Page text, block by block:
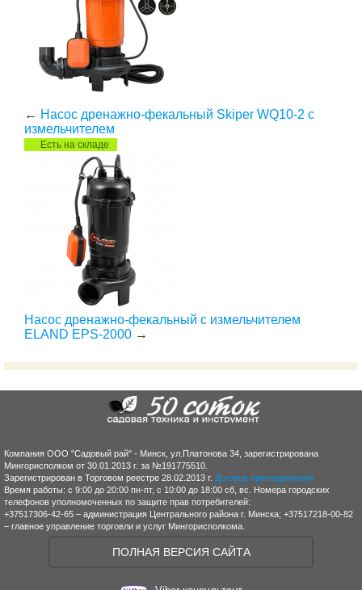
← Насос дренажно-фекальный Skiper WQ10-2 с
измельчителем
Есть на складе
Насос дренажно-фекальный с измельчителем
ELAND EPS-2000 →
Компания ООО "Садовый рай" - Минск, ул.Платонова 34, зарегистрирована
Мингорисполком от 30.01.2013 г. за №191775510.
Зарегистрирован в Торговом реестре 28.02.2013 г. Договор присоединения
Время работы: с 9:00 до 20:00 пн-пт, с 10:00 до 18:00 сб, вс. Номера городских
телефонов уполномоченных по защите прав потребителей:
+37517306-42-65 – администрация Центрального района г. Минска; +37517218-00-82
– главное управление торговли и услуг Мингорисполкома.
ПОЛНАЯ ВЕРСИЯ САЙТА